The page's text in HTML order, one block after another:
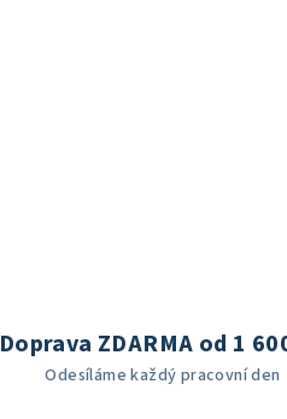
Doprava ZDARMA od 1
Odesíláme každý pracovní den